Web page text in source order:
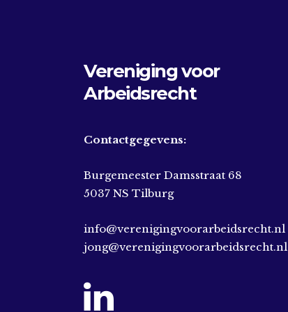
Vereniging voor
Arbeidsrecht
Contactgegevens:
Burgemeester Damsstraat 68
5037 NS Tilburg
info@verenigingvoorarbeidsrecht.nl
jong@verenigingvoorarbeidsrecht.nl